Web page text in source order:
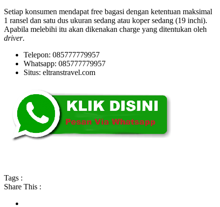
Setiap konsumen mendapat free bagasi dengan ketentuan maksimal
1 ransel dan satu dus ukuran sedang atau koper sedang (19 inchi).
Apabila melebihi itu akan dikenakan charge yang ditentukan oleh
driver.
Telepon: 085777779957
Whatsapp: 085777779957
Situs: eltranstravel.com
Tags :
Share This :